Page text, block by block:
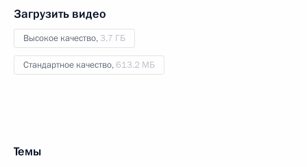
Загрузить видео
Высокое качество, 3.7 ГБ
Стандартное качество,613.2 МБ
Темы